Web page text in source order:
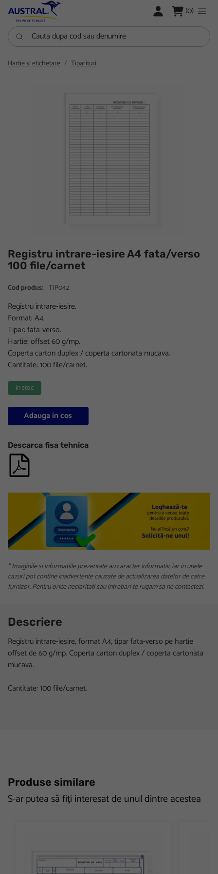
LOGARE (0)
Cauta dupa cod sau denumire
Hartie si etichetare Tiparituri
Registru intrare-iesire A4 fata/verso
100 file/carnet
Cod produs: TIP042
Registru intrare-iesire.
Format: A4.
Tipar: fata-verso.
Hartie: offset 60 g/mp.
Coperta carton duplex / coperta cartonata mucava.
Cantitate: 100 file/carnet.
in stoc
Adauga in cos
Descarca fisa tehnica
* Imaginile si informatiile prezentate au caracter informativ, iar in unele
cazuri pot contine inadvertente cauzate de actualizarea datelor de catre
furnizor. Pentru orice neclaritati sau intrebari te rugam sa ne contactezi.
Descriere
Registru intrare-iesire, format A4, tipar fata-verso pe hartie
offset de 60 g/mp. Coperta carton duplex / coperta cartonata
mucava.
Cantitate: 100 file/carnet.
Produse similare
S-ar putea să fiți interesat de unul dintre acestea